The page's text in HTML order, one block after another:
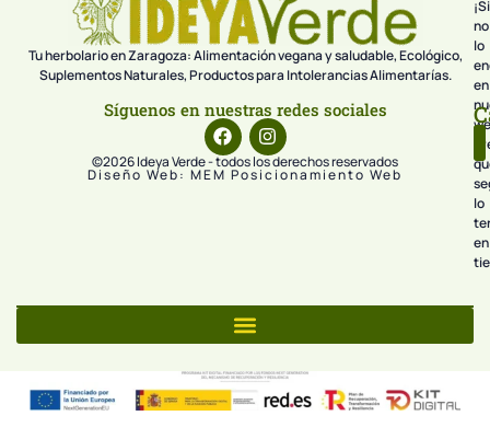
Tu herbolario en Zaragoza: Alimentación vegana y saludable, Ecológico,
Suplementos Naturales, Productos para Intolerancias Alimentarías.
Síguenos en nuestras redes sociales
©2026 Ideya Verde - todos los derechos reservados
Diseño Web: MEM Posicionamiento Web
¡Si
no
lo
en
lo
en